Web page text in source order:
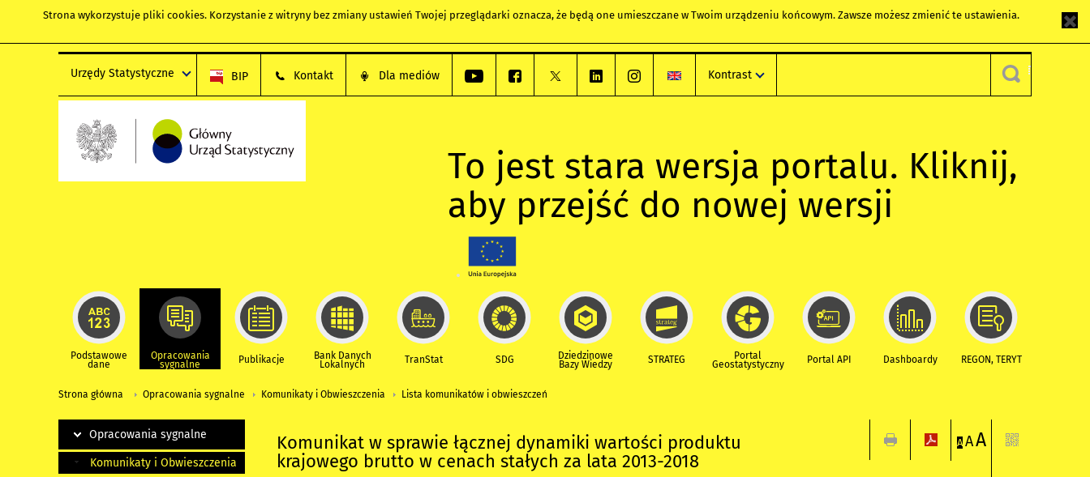
Strona wykorzystuje pliki cookies. Korzystanie z witryny bez zmiany ustawień Twojej przeglądarki oznacza, że będą one umieszczane w Twoim urządzeniu końcowym. Zawsze możesz zmienić te ustawienia.
Urzędy Statystyczne BIP Kontakt Dla mediów Kontrast
To jest stara wersja portalu. Kliknij,
aby przejść do nowej wersji
Podstawowe
dane
Opracowania
sygnalne Publikacje Bank Danych
Lokalnych TranStat SDG Dziedzinowe
Bazy Wiedzy STRATEG Portal
Geostatystyczny Portal API Dashboardy REGON, TERYT
Strona główna Opracowania sygnalne Komunikaty i Obwieszczenia Lista komunikatów i obwieszczeń
Komunikat w sprawie łącznej dynamiki wartości produktu
krajowego brutto w cenach stałych za lata 2013-2018
A AA
Opracowania sygnalne
Komunikaty i Obwieszczenia